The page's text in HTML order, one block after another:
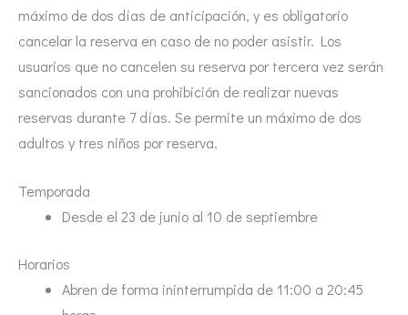
máximo de dos días de anticipación, y es obligatorio
cancelar la reserva en caso de no poder asistir. Los
usuarios que no cancelen su reserva por tercera vez serán
sancionados con una prohibición de realizar nuevas
reservas durante 7 días. Se permite un máximo de dos
adultos y tres niños por reserva.
Temporada
Desde el 23 de junio al 10 de septiembre
Horarios
Abren de forma ininterrumpida de 11:00 a 20:45